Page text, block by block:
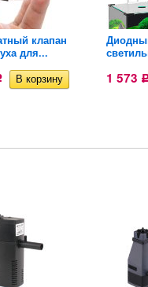
клапан
для...
1 573